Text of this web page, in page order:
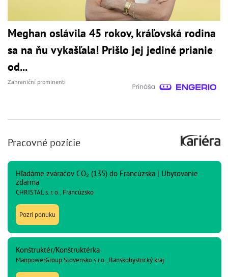
Meghan oslávila 45 rokov, kráľovská rodina
sa na ňu vykašľala! Prišlo jej jediné prianie
od...
Zahraniční prominenti
Pracovné pozície
Hľadáme zváračov CO₂ (135) do Francúzska | Ubytovanie
zdarma
CHRISTAL s. r. o., Francúzsko
Pozri ponuku
Konštruktér/Konštruktérka
ManpowerGroup Slovensko s.r.o., Banskobystrický kraj